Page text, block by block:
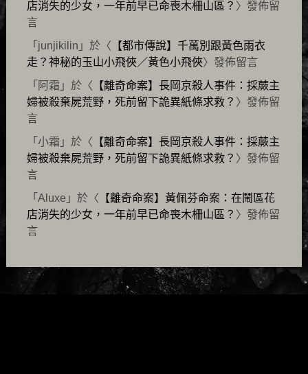
店消失的少女，一年前早已命喪木柵山區？ 〉發佈留
言
「 junjikilin 」於〈 【都市傳說】千萬別跟黃色雨衣
走？神秘的玉山小飛俠／黃色小飛俠〉發佈留言
「 阿霜 」於〈 【離奇命案】長岡京殺人事件：採蕨主
婦被殺棄屍荒野，死前留下詭異紙條求救？ 〉發佈留
言
「 小霜 」於〈 【離奇命案】長岡京殺人事件：採蕨主
婦被殺棄屍荒野，死前留下詭異紙條求救？ 〉發佈留
言
「 Aluxe 」於〈 【離奇命案】黃佩芬命案：在鬧區花
店消失的少女，一年前早已命喪木柵山區？ 〉發佈留
言